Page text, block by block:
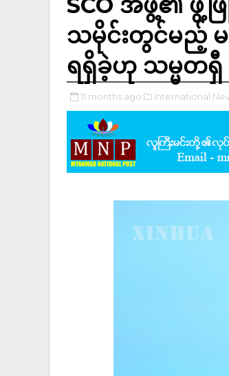
သမိုင်းတွင်မည့် မ
ရရှိခဲ့ဟု သမ္မတရှီ
11 months ago International